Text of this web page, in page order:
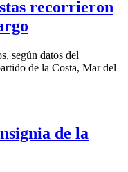
recorrieron
según datos del
de la Costa, Mar del
de la